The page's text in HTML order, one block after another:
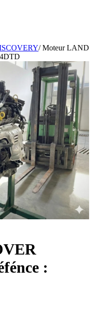
/ Moteur LAND
: